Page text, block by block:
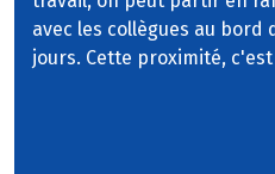
avec les collègues au bord
jours. Cette proximité,